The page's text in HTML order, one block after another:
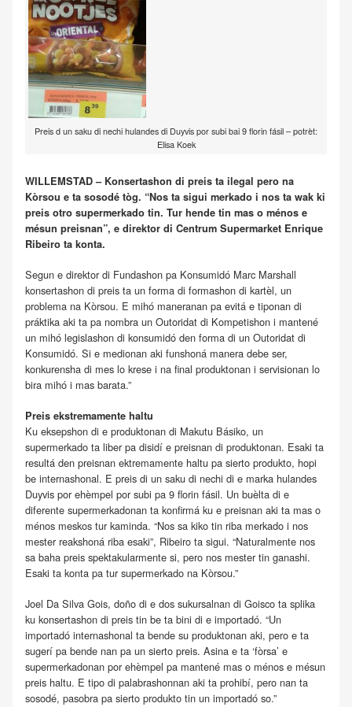
Preis d un saku di nechi hulandes di Duyvis por subi bai 9 florin fásil – potrèt:
Elisa Koek
WILLEMSTAD – Konsertashon di preis ta ilegal pero na
Kòrsou e ta sosodé tòg. “Nos ta sigui merkado i nos ta wak ki
preis otro supermerkado tin. Tur hende tin mas o ménos e
mésun preisnan”, e direktor di Centrum Supermarket Enrique
Ribeiro ta konta.
Segun e direktor di Fundashon pa Konsumidó Marc Marshall
konsertashon di preis ta un forma di formashon di kartèl, un
problema na Kòrsou. E mihó maneranan pa evitá e tiponan di
práktika aki ta pa nombra un Outoridat di Kompetishon i mantené
un mihó legislashon di konsumidó den forma di un Outoridat di
Konsumidó. Si e medionan aki funshoná manera debe ser,
konkurensha di mes lo krese i na final produktonan i servisionan lo
bira mihó i mas barata.”
Preis ekstremamente haltu
Ku eksepshon di e produktonan di Makutu Básiko, un
supermerkado ta liber pa disidí e preisnan di produktonan. Esaki ta
resultá den preisnan ektremamente haltu pa sierto produkto, hopi
be internashonal. E preis di un saku di nechi di e marka hulandes
Duyvis por ehèmpel por subi pa 9 florin fásil. Un buèlta di e
diferente supermerkadonan ta konfirmá ku e preisnan aki ta mas o
ménos meskos tur kaminda. “Nos sa kiko tin riba merkado i nos
mester reakshoná riba esaki”, Ribeiro ta sigui. “Naturalmente nos
sa baha preis spektakularmente si, pero nos mester tin ganashi.
Esaki ta konta pa tur supermerkado na Kòrsou.”
Joel Da Silva Gois, doño di e dos sukursalnan di Goisco ta splika
ku konsertashon di preis tin be ta bini di e importadó. “Un
importadó internashonal ta bende su produktonan aki, pero e ta
sugerí pa bende nan pa un sierto preis. Asina e ta ‘fòrsa’ e
supermerkadonan por ehèmpel pa mantené mas o ménos e mésun
preis haltu. E tipo di palabrashonnan aki ta prohibí, pero nan ta
sosodé, pasobra pa sierto produkto tin un importadó so.”